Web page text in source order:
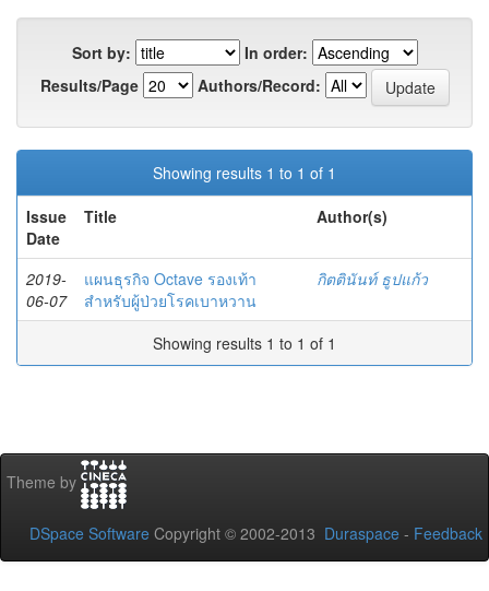
Sort by:
In order:
Results/Page
Authors/Record:
Showing results 1 to 1 of 1
Issue
Date
Title Author(s)
2019-
06-07
แผนธุรกิจ Octave รองเท้า
สำหรับผู้ป่วยโรคเบาหวาน
กิตตินันท์ ธูปแก้ว
Showing results 1 to 1 of 1
Theme by
DSpace Software Copyright © 2002-2013 Duraspace - Feedback